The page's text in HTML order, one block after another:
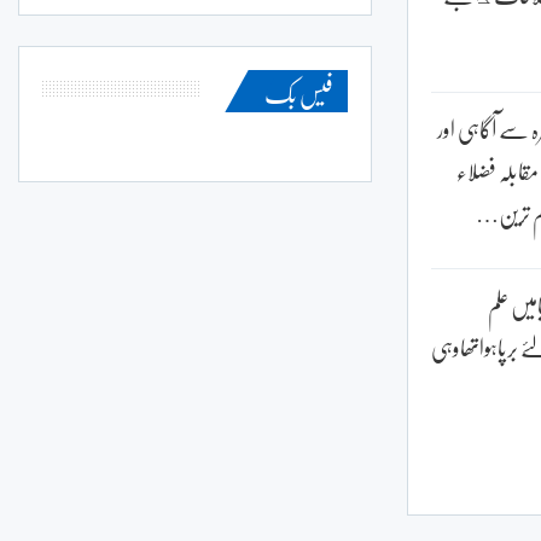
فیس بک
سے آگاہی اور
فضلاء
ترین…
علم